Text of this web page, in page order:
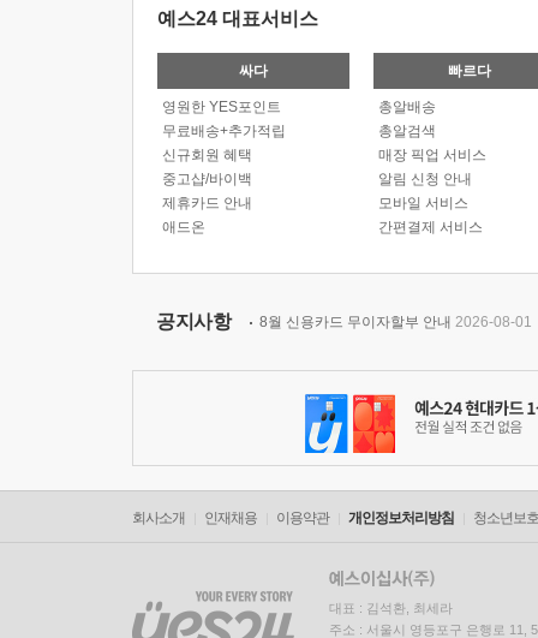
예스24 대표서비스
싸다
영원한 YES포인트
무료배송+추가적립
신규회원 혜택
중고샵/바이백
제휴카드 안내
애드온
빠르다
총알배송
총알검색
매장 픽업 서비스
알림 신청 안내
모바일 서비스
간편결제 서비스
공지사항 8월 신용카드 무이자할부 안내 2026-08-01
회사소개 인재채용 이용약관 개인정보처리방침 청소년보
대표 : 김석환, 최세라
주소 : 서울시 영등포구 은행로 11,